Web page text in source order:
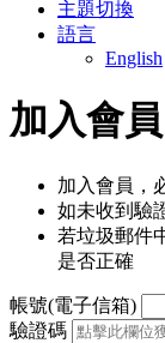
主題切換
語言
English
加入會員
加入會員，
如未收到驗
若垃圾郵件
是否正確
帳號(電子信箱)
驗證碼